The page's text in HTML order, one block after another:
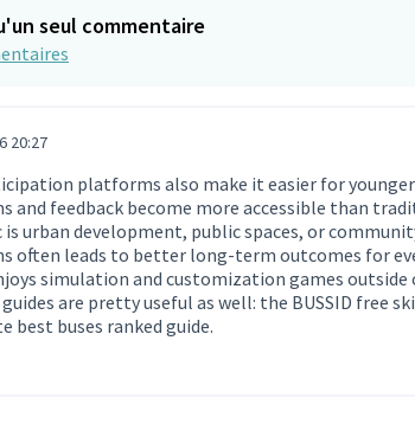
seul commentaire
20:27
platforms also make it easier for
and feedback become more accessible than
urban development, public spaces, or
often leads to better long-term outcomes for
simulation and customization games
are pretty useful as well: the BUSSID free
best buses ranked guide.